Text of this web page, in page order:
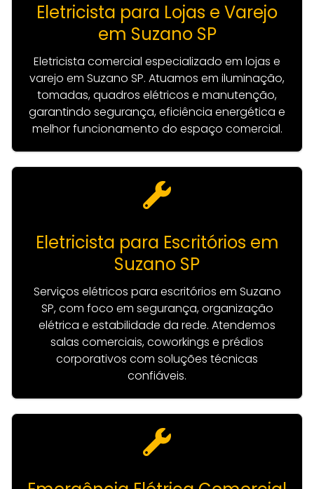
Eletricista para Lojas e Varejo
em Suzano SP
Eletricista comercial especializado em lojas e
varejo em Suzano SP. Atuamos em iluminação,
tomadas, quadros elétricos e manutenção,
garantindo segurança, eficiência energética e
melhor funcionamento do espaço comercial.
Eletricista para Escritórios em
Suzano SP
Serviços elétricos para escritórios em Suzano
SP, com foco em segurança, organização
elétrica e estabilidade da rede. Atendemos
salas comerciais, coworkings e prédios
corporativos com soluções técnicas
confiáveis.